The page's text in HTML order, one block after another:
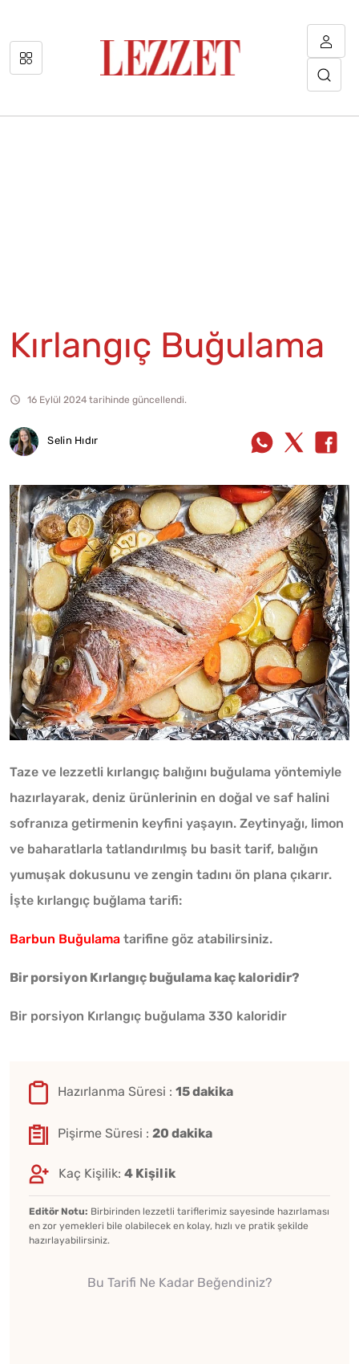
Kırlangıç Buğulama
16 Eylül 2024 tarihinde güncellendi.
Selin Hıdır
Taze ve lezzetli kırlangıç balığını buğulama yöntemiyle
hazırlayarak, deniz ürünlerinin en doğal ve saf halini
sofranıza getirmenin keyfini yaşayın. Zeytinyağı, limon
ve baharatlarla tatlandırılmış bu basit tarif, balığın
yumuşak dokusunu ve zengin tadını ön plana çıkarır.
İşte kırlangıç buğlama tarifi:
Barbun Buğulama tarifine göz atabilirsiniz.
Bir porsiyon Kırlangıç buğulama kaç kaloridir?
Bir porsiyon Kırlangıç buğulama 330 kaloridir
Hazırlanma Süresi : 15 dakika
Pişirme Süresi : 20 dakika
Kaç Kişilik: 4 Kişilik
Editör Notu: Birbirinden lezzetli tariflerimiz sayesinde hazırlaması
en zor yemekleri bile olabilecek en kolay, hızlı ve pratik şekilde
hazırlayabilirsiniz.
Bu Tarifi Ne Kadar Beğendiniz?